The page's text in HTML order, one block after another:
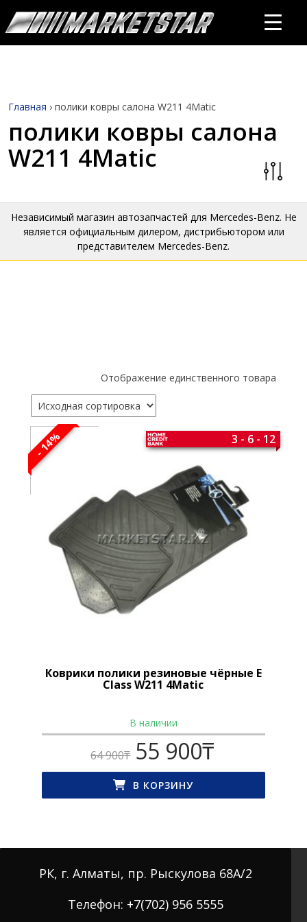
Главная › полики ковры салона W211 4Matic
полики ковры салона
W211 4Matic
Независимый магазин автозапчастей для Mercedes-Benz. Не
является официальным дилером, дистрибьютором или
представителем Mercedes-Benz.
Отображение единственного товара
- 14%
Коврики полики резиновые чёрные E
Class W211 4Matic
3 - 6 - 12
В наличии
64 900₸ Первоначальная
цена
составляла
64 900₸.
55 900₸
В КОРЗИНУ
РК, г. Алматы, пр. Рыскулова 68А/2
Телефон: +7(702) 956 5555